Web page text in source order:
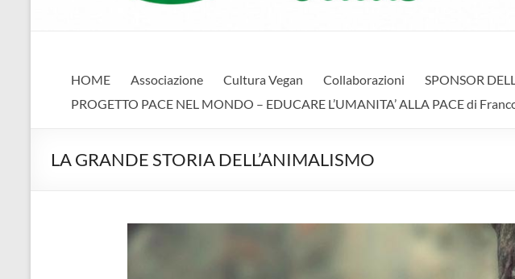
AVA
HOME
Associazione Cultura Vegan Collaborazioni SPONSOR
PROGETTO PACE NEL MONDO – EDUCARE L’UMANITA’ ALLA PACE di
LA GRANDE STORIA DELL’ANIMALISMO